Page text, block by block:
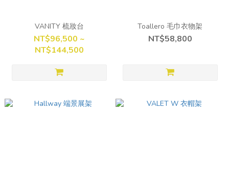
VANITY 梳妝台
NT$96,500 ~
NT$144,500
Toallero 毛巾衣物架
NT$58,800